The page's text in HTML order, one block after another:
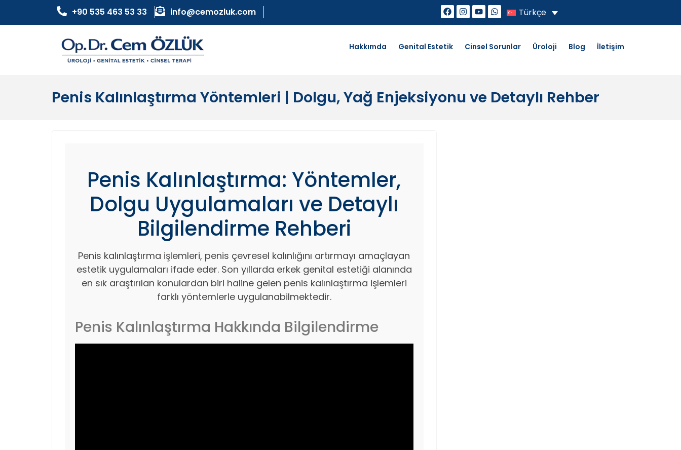
+90 535 463 53 33 info@cemozluk.com Türkçe
Hakkımda Genital Estetik Cinsel Sorunlar Üroloji Blog İletişim
Penis Kalınlaştırma Yöntemleri | Dolgu, Yağ Enjeksiyonu ve Detaylı Rehber
Penis Kalınlaştırma: Yöntemler,
Dolgu Uygulamaları ve Detaylı
Bilgilendirme Rehberi
Penis kalınlaştırma işlemleri, penis çevresel kalınlığını artırmayı amaçlayan
estetik uygulamaları ifade eder. Son yıllarda erkek genital estetiği alanında
en sık araştırılan konulardan biri haline gelen penis kalınlaştırma işlemleri
farklı yöntemlerle uygulanabilmektedir.
Penis Kalınlaştırma Hakkında Bilgilendirme